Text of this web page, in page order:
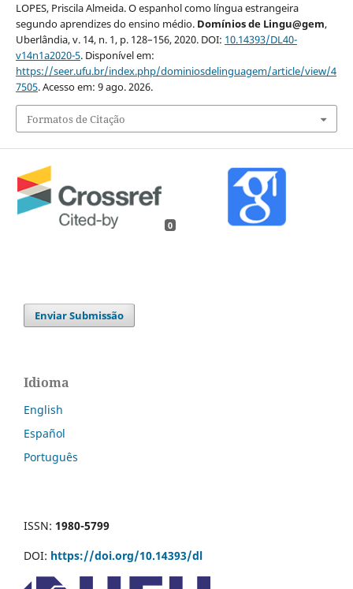
LOPES, Priscila Almeida. O espanhol como língua estrangeira
segundo aprendizes do ensino médio. Domínios de Lingu@gem,
Uberlândia, v. 14, n. 1, p. 128–156, 2020. DOI: 10.14393/DL40-
v14n1a2020-5. Disponível em:
https://seer.ufu.br/index.php/dominiosdelinguagem/article/view/4
7505. Acesso em: 9 ago. 2026.
Formatos de Citação
0
Enviar Submissão
Idioma
English
Español
Português
ISSN: 1980-5799
DOI: https://doi.org/10.14393/dl